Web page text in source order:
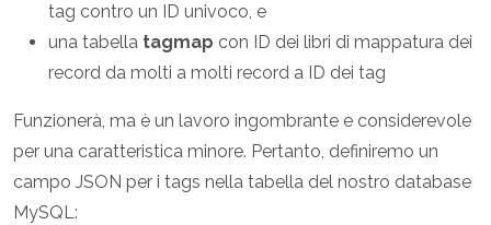
tag contro un ID univoco, e
una tabella tagmap con ID dei libri di mappatura dei
record da molti a molti record a ID dei tag
Funzionerà, ma è un lavoro ingombrante e considerevole
per una caratteristica minore. Pertanto, definiremo un
campo JSON per i tags nella tabella del nostro database
MySQL: